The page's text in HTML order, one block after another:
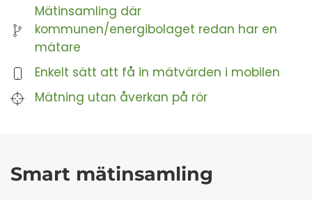
Mätinsamling där
kommunen/energibolaget redan har en
mätare
Enkelt sätt att få in mätvärden i mobilen
Mätning utan åverkan på rör
Smart mätinsamling